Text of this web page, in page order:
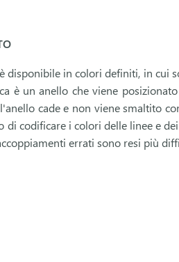
disponibile in colori definiti, in cui
è un anello che viene
cade e non viene smaltito
di codificare i colori delle linee e
errati sono resi più